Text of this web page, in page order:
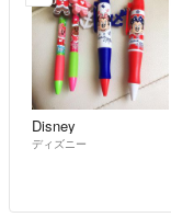
Disney
ディズニー